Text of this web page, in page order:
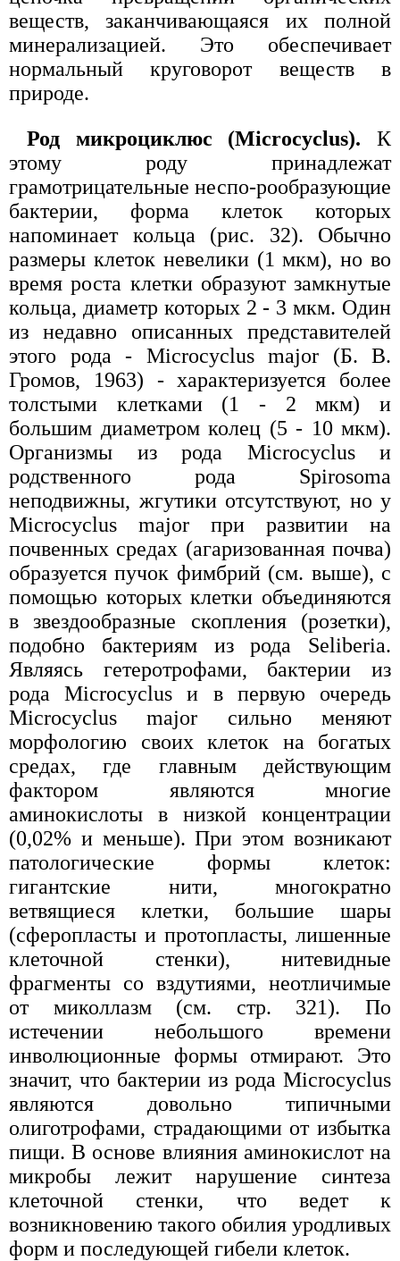
веществ, заканчивающаяся их полной
минерализацией. Это обеспечивает
нормальный круговорот веществ в
природе.
Род микроциклюс (Microcyclus). К
этому роду принадлежат
грамотрицательные неспо-рообразующие
бактерии, форма клеток которых
напоминает кольца (рис. 32). Обычно
размеры клеток невелики (1 мкм), но во
время роста клетки образуют замкнутые
кольца, диаметр которых 2 - 3 мкм. Один
из недавно описанных представителей
этого рода - Microcyclus major (Б. В.
Громов, 1963) - характеризуется более
толстыми клетками (1 - 2 мкм) и
большим диаметром колец (5 - 10 мкм).
Организмы из рода Microcyclus и
родственного рода Spirosoma
неподвижны, жгутики отсутствуют, но у
Microcyclus major при развитии на
почвенных средах (агаризованная почва)
образуется пучок фимбрий (см. выше), с
помощью которых клетки объединяются
в звездообразные скопления (розетки),
подобно бактериям из рода Seliberia.
Являясь гетеротрофами, бактерии из
рода Microcyclus и в первую очередь
Microcyclus major сильно меняют
морфологию своих клеток на богатых
средах, где главным действующим
фактором являются многие
аминокислоты в низкой концентрации
(0,02% и меньше). При этом возникают
патологические формы клеток:
гигантские нити, многократно
ветвящиеся клетки, большие шары
(сферопласты и протопласты, лишенные
клеточной стенки), нитевидные
фрагменты со вздутиями, неотличимые
от миколлазм (см. стр. 321). По
истечении небольшого времени
инволюционные формы отмирают. Это
значит, что бактерии из рода Microcyclus
являются довольно типичными
олиготрофами, страдающими от избытка
пищи. В основе влияния аминокислот на
микробы лежит нарушение синтеза
клеточной стенки, что ведет к
возникновению такого обилия уродливых
форм и последующей гибели клеток.